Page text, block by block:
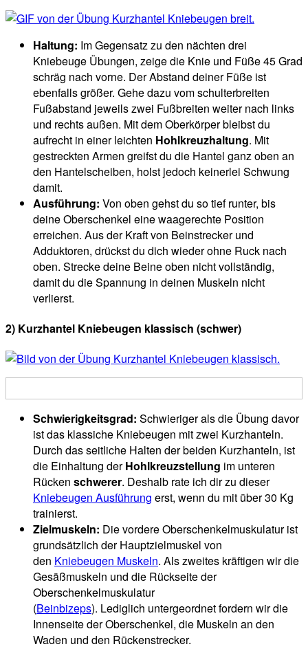
Haltung: Im Gegensatz zu den nächten drei
Kniebeuge Übungen, zeige die Knie und Füße 45 Grad
schräg nach vorne. Der Abstand deiner Füße ist
ebenfalls größer. Gehe dazu vom schulterbreiten
Fußabstand jeweils zwei Fußbreiten weiter nach links
und rechts außen. Mit dem Oberkörper bleibst du
aufrecht in einer leichten Hohlkreuzhaltung. Mit
gestreckten Armen greifst du die Hantel ganz oben an
den Hantelscheiben, holst jedoch keinerlei Schwung
damit.
Ausführung: Von oben gehst du so tief runter, bis
deine Oberschenkel eine waagerechte Position
erreichen. Aus der Kraft von Beinstrecker und
Adduktoren, drückst du dich wieder ohne Ruck nach
oben. Strecke deine Beine oben nicht vollständig,
damit du die Spannung in deinen Muskeln nicht
verlierst.
2) Kurzhantel Kniebeugen klassisch (schwer)
Schwierigkeitsgrad: Schwieriger als die Übung davor
ist das klassiche Kniebeugen mit zwei Kurzhanteln.
Durch das seitliche Halten der beiden Kurzhanteln, ist
die Einhaltung derHohlkreuzstellung im unteren
Rücken schwerer. Deshalb rate ich dir zu dieser
Kniebeugen Ausführung erst, wenn du mit über 30 Kg
trainierst.
Zielmuskeln: Die vordere Oberschenkelmuskulatur ist
grundsätzlich der Hauptzielmuskel von
den Kniebeugen Muskeln. Als zweites kräftigen wir die
Gesäßmuskeln und die Rückseite der
Oberschenkelmuskulatur
(Beinbizeps). Lediglich untergeordnet fordern wir die
Innenseite der Oberschenkel, die Muskeln an den
Waden und den Rückenstrecker.